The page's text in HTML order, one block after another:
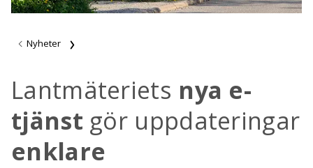
Nyheter
Lantmäteriets nya e-
tjänst gör uppdateringar
enklare